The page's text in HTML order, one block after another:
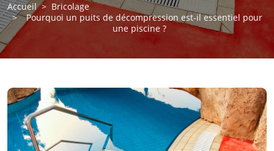
Accueil
Bricolage
Pourquoi un puits de décompression est-il essentiel pour
une piscine ?